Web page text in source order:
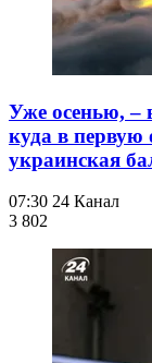
Уже осенью, –
куда в первую
украинская
07:30 24 Канал
3 802